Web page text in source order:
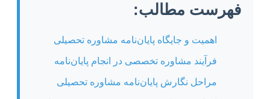
فهرست مطالب:
اهمیت و جایگاه پایان‌نامه مشاوره تحصیلی
فرآیند مشاوره تخصصی در انجام پایان‌نامه
مراحل نگارش پایان‌نامه مشاوره تحصیلی